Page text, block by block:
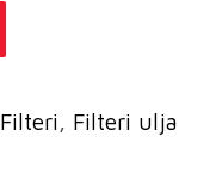
Filteri, Filteri ulja